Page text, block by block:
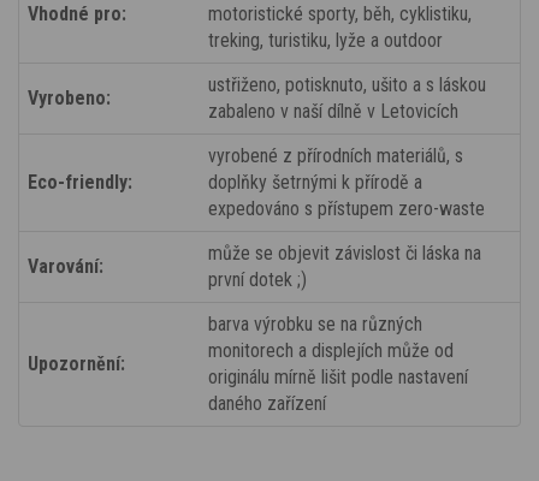
Vhodné pro:
motoristické sporty, běh, cyklistiku,
treking, turistiku, lyže a outdoor
Vyrobeno:
ustřiženo, potisknuto, ušito a s láskou
zabaleno v naší dílně v Letovicích
Eco-friendly:
vyrobené z přírodních materiálů, s
doplňky šetrnými k přírodě a
expedováno s přístupem zero-waste
Varování:
může se objevit závislost či láska na
první dotek ;)
Upozornění:
barva výrobku se na různých
monitorech a displejích může od
originálu mírně lišit podle nastavení
daného zařízení